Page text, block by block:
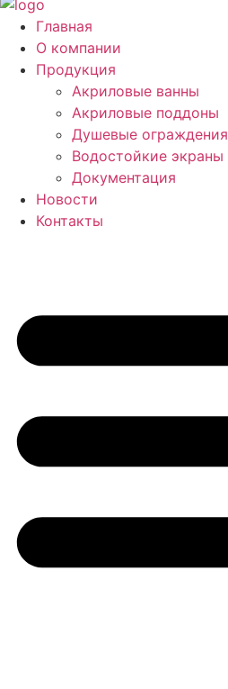
Главная
О компании
Продукция
Акриловые ванны
Акриловые поддоны
Душевые ограждения
Водостойкие экраны
Документация
Новости
Контакты